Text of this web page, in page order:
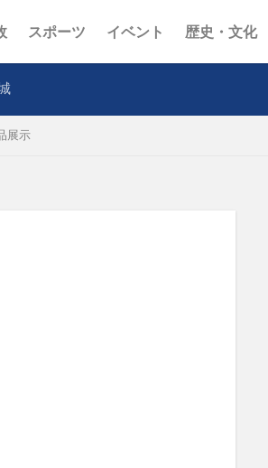
スポーツ イベント 歴史・文化
展示